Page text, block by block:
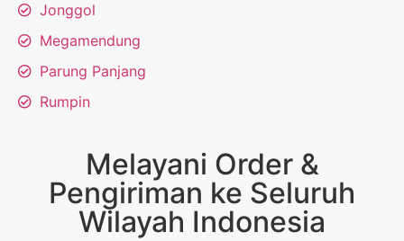
Jonggol
Megamendung
Parung Panjang
Rumpin
Melayani Order &
Pengiriman ke Seluruh
Wilayah Indonesia